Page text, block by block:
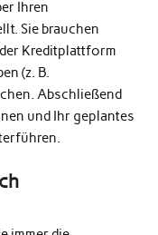
Ihren
Sie brauchen
Kreditplattform
(z. B.
Abschließend
und Ihr geplantes